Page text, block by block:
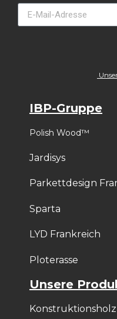
IBP-Gruppe
Polish Wood™
Jardisys
Parkettdesign
Sparta
LYD Frankreich
Ploterasse
Unsere
Konstruktionsholz